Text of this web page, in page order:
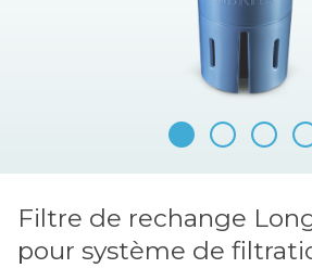
Filtre de rechange
pour système de